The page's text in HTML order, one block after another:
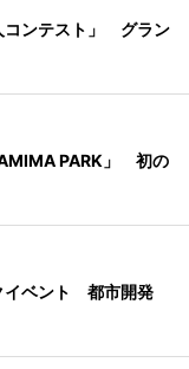
コンテスト」 グラン
PARK」 初の
イベント 都市開発